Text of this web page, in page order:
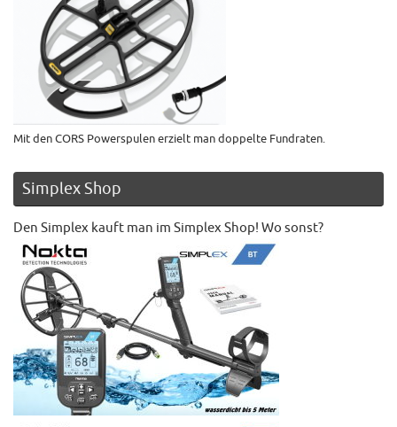
Mit den CORS Powerspulen erzielt man doppelte Fundraten.
Simplex Shop
Den Simplex kauft man im Simplex Shop! Wo sonst?